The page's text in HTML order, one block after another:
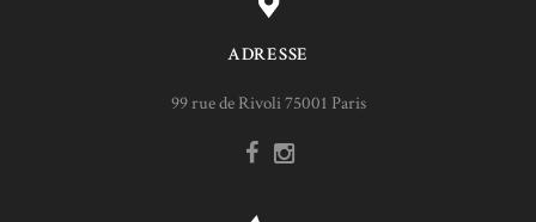
ADRESSE
99 rue de Rivoli 75001 Paris